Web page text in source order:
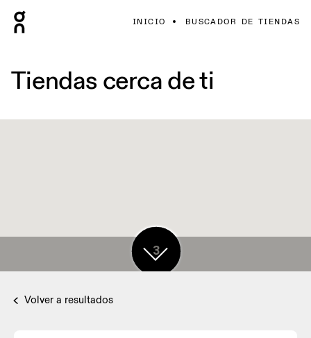
INICIO BUSCADOR DE TIENDAS
Tiendas cerca de ti
5
3
Volver a resultados